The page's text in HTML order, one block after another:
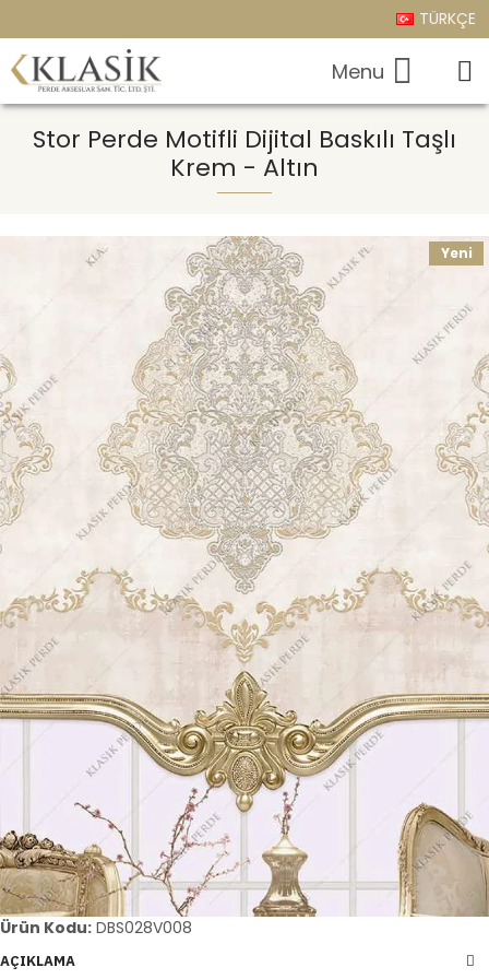
TÜRKÇE
Stor Perde Motifli Dijital Baskılı Taşlı
Krem - Altın
Yeni
Ürün Kodu: DBS028V008
AÇIKLAMA